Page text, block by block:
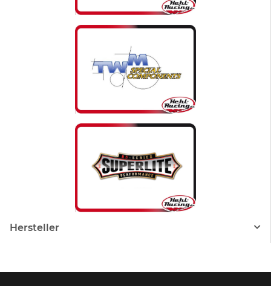
Hersteller